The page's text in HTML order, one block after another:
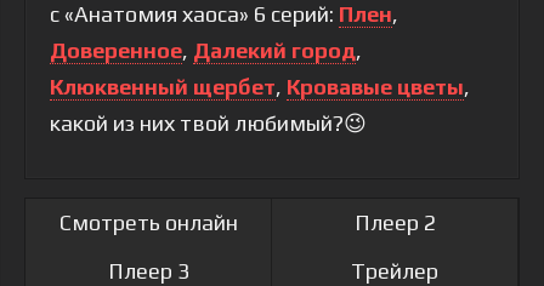
с «Анатомия хаоса» 6 серий: Плен,
Доверенное, Далекий город,
Клюквенный щербет, Кровавые цветы,
какой из них твой любимый?😉
Смотреть онлайн
Плеер 2
Плеер 3
Трейлер